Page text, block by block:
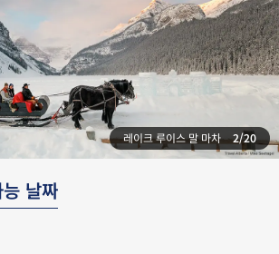
레이크 루이스 말 마차 2/20
날짜